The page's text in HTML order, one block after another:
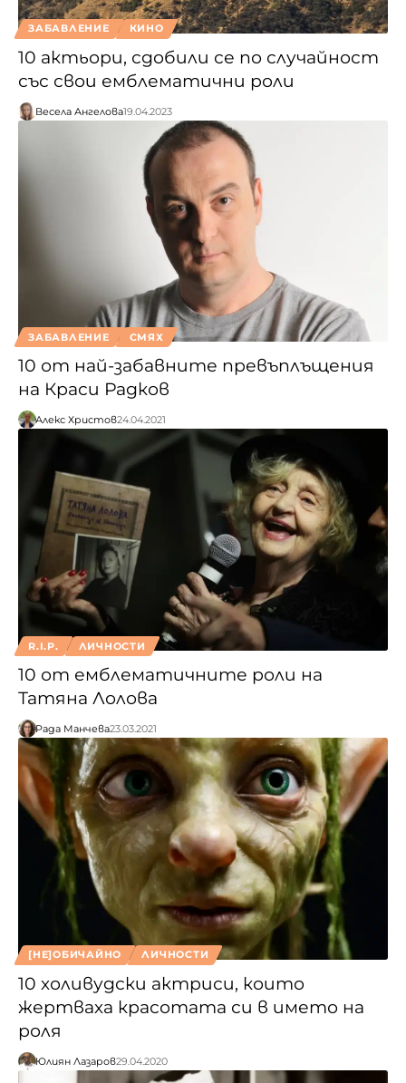
ЗАБАВЛЕНИЕ КИНО
10 актьори, сдобили се по случайност
със свои емблематични роли
Весела Ангелова19.04.2023
ЗАБАВЛЕНИЕ СМЯХ
10 от най-забавните превъплъщения
на Краси Радков
Алекс Христов24.04.2021
R.I.P. ЛИЧНОСТИ
10 от емблематичните роли на
Татяна Лолова
Рада Манчева23.03.2021
[НЕ]ОБИЧАЙНО ЛИЧНОСТИ
10 холивудски актриси, които
жертваха красотата си в името на
роля
Юлиян Лазаров29.04.2020